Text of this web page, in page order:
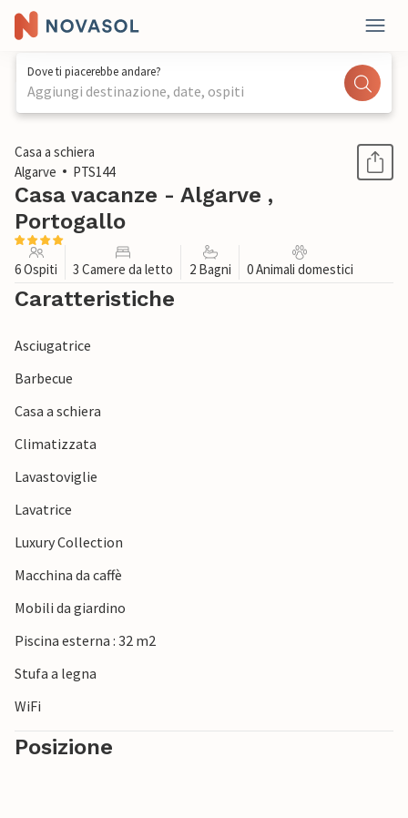
Dove ti piacerebbe andare?
Aggiungi destinazione, date, ospiti
1 / 26
Casa a schiera
Algarve
PTS144
Casa vacanze - Algarve ,
Portogallo
6 Ospiti 3 Camere da letto 2 Bagni 0 Animali domestici
Caratteristiche
Asciugatrice
Barbecue
Casa a schiera
Climatizzata
Lavastoviglie
Lavatrice
Luxury Collection
Macchina da caffè
Mobili da giardino
Piscina esterna : 32 m2
Stufa a legna
WiFi
Posizione